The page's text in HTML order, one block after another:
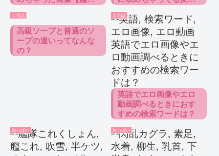
これくしょん】
娘って興奮するよね
エロ話
高級ソープと普通のソ
ープの違いってなんな
の？
エロ話
英語でエロ画像やエロ
動画調べるときにおす
すめの検索ワードは？
おっぱい おっぱい